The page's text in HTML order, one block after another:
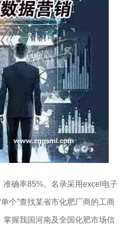
准确率85%。名录采用excel电子
个”查找某省市化肥厂商的工商
握我国河南及全国化肥市场信